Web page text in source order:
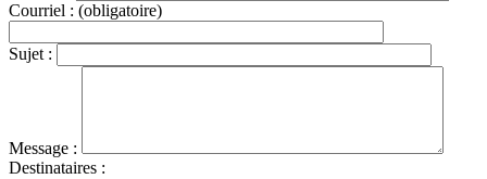
Courriel : (obligatoire)
Sujet :
Message :
Destinataires :